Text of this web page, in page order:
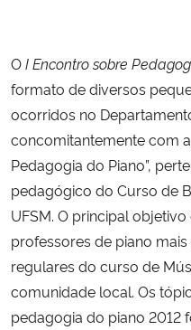
Ministério da Saúde
Ministério de Minas e Energia
Ministério da Ciência, Tecnologia,
Ministério do Turismo
Ministério do Desenvolvimento
OI Encontro sobre
formato de diversos
ocorridos no
concomitantemente com
Pedagogia do Piano”,
pedagógico do Curso de
UFSM. O principal
professores de piano
regulares do curso de
comunidade local. Os
pedagogia do piano 2012